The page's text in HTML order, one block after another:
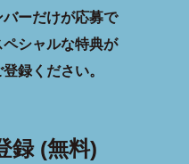
ーだけが応募で
シャルな特典が
録ください。
録 (無料)